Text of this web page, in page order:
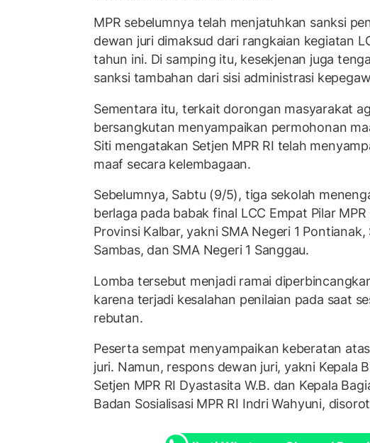
MPR sebelumnya telah menjatuhkan sanksi
dewan juri dimaksud dari rangkaian kegiatan
tahun ini. Di samping itu, kesekjenan juga
sanksi tambahan dari sisi administrasi
Sementara itu, terkait dorongan masyarakat
bersangkutan menyampaikan permohonan
Siti mengatakan Setjen MPR RI telah
maaf secara kelembagaan.
Sebelumnya, Sabtu (9/5), tiga sekolah
berlaga pada babak final LCC Empat Pilar
Provinsi Kalbar, yakni SMA Negeri 1 Pontianak,
Sambas, dan SMA Negeri 1 Sanggau.
Lomba tersebut menjadi ramai
karena terjadi kesalahan penilaian pada saat
rebutan.
Peserta sempat menyampaikan keberatan
juri. Namun, respons dewan juri, yakni Kepala
Setjen MPR RI Dyastasita W.B. dan Kepala
Badan Sosialisasi MPR RI Indri Wahyuni,